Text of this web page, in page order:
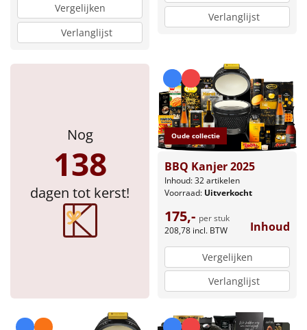
Vergelijken
Verlanglijst
Verlanglijst
Nog
138
dagen tot kerst!
Oude collectie
BBQ Kanjer 2025
Inhoud: 32 artikelen
Voorraad: Uitverkocht
175,- per stuk
208,78 incl. BTW Inhoud
Vergelijken
Verlanglijst